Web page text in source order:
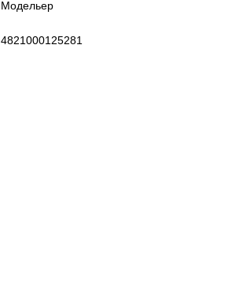
Модельер
4821000125281